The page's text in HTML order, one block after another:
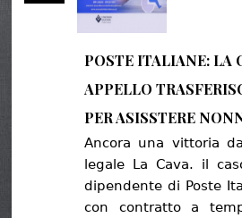
POSTE ITALIANE: LA
APPELLO
PER ASISSTERE
Ancora una vittoria
legale La Cava. il
dipendente di Poste
con contratto a